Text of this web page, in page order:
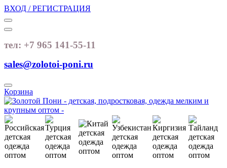
ВХОД / РЕГИСТРАЦИЯ
тел: +7 965 141-55-11
sales@zolotoi-poni.ru
Корзина